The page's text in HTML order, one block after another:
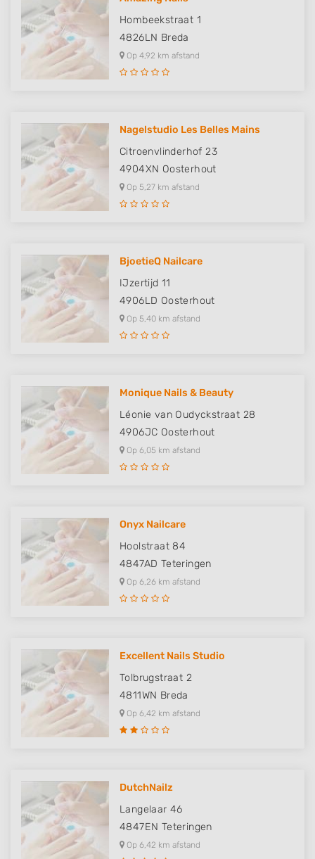
Hombeekstraat 1
4826LN Breda
Op 4,92 km afstand
Nagelstudio Les Belles Mains
Citroenvlinderhof 23
4904XN Oosterhout
Op 5,27 km afstand
BjoetieQ Nailcare
IJzertijd 11
4906LD Oosterhout
Op 5,40 km afstand
Monique Nails & Beauty
Léonie van Oudyckstraat 28
4906JC Oosterhout
Op 6,05 km afstand
Onyx Nailcare
Hoolstraat 84
4847AD Teteringen
Op 6,26 km afstand
Excellent Nails Studio
Tolbrugstraat 2
4811WN Breda
Op 6,42 km afstand
DutchNailz
Langelaar 46
4847EN Teteringen
Op 6,42 km afstand